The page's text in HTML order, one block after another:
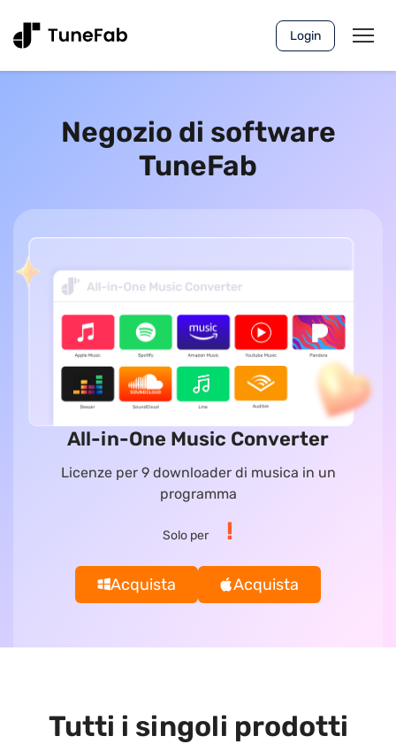
Login
Negozio di software
TuneFab
All-in-One Music Converter
Licenze per 9 downloader di musica in un
programma
Solo per !
Acquista Acquista
Tutti i singoli prodotti